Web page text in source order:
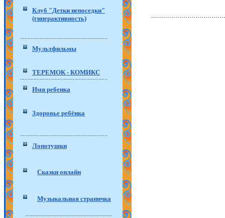
Клуб "Детки непоседки"
(гиперактивность)
Мультфильмы
ТЕРЕМОК - КОМИКС
Имя ребенка
Здоровье ребёнка
Лопотушки
Сказки онлайн
Музыкальная страничка